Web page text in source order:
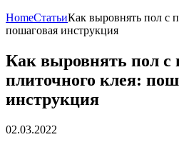
HomeСтатьиКак выровнять пол с
пошаговая инструкция
Как выровнять пол
плиточного клея:
инструкция
02.03.2022